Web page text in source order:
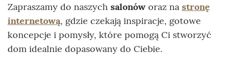
Zapraszamy do naszych salonów oraz na stronę
internetową, gdzie czekają inspiracje, gotowe
koncepcje i pomysły, które pomogą Ci stworzyć
dom idealnie dopasowany do Ciebie.